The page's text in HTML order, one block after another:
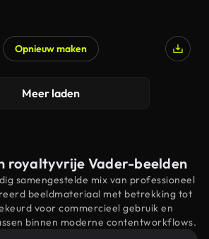
Opnieuw maken
Meer laden
royaltyvrije Vader-beelden
samengestelde mix van professioneel
beeldmateriaal met betrekking tot
voor commercieel gebruik en
binnen moderne contentworkflows.